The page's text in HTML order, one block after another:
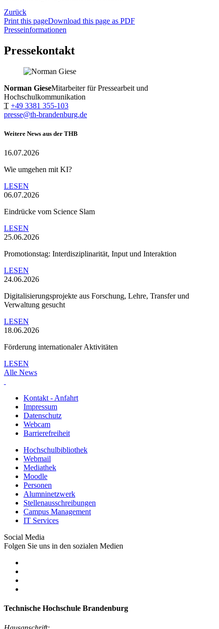
Zurück
Print this pageDownload this page as PDF
Presseinformationen
Pressekontakt
Norman GieseMitarbeiter für Pressearbeit und
Hochschulkommunikation
T +49 3381 355-103
presse@th-brandenburg.de
Weitere News aus der THB
16.07.2026
Wie umgehen mit KI?
LESEN
06.07.2026
Eindrücke vom Science Slam
LESEN
25.06.2026
Promotionstag: Interdisziplinarität, Input und Interaktion
LESEN
24.06.2026
Digitalisierungsprojekte aus Forschung, Lehre, Transfer und
Verwaltung gesucht
LESEN
18.06.2026
Förderung internationaler Aktivitäten
LESEN
Alle News
Kontakt - Anfahrt
Impressum
Datenschutz
Webcam
Barrierefreiheit
Hochschulbibliothek
Webmail
Mediathek
Moodle
Personen
Alumninetzwerk
Stellenausschreibungen
Campus Management
IT Services
Social Media
Folgen Sie uns in den sozialen Medien
Technische Hochschule Brandenburg